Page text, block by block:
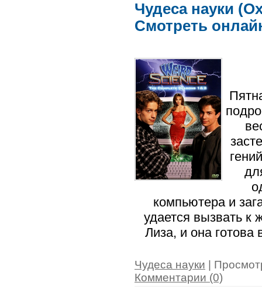
Чудеса науки
Смотреть
компьютера и
удается вызвать к
Лиза, и она
Чудеса науки |
Комментарии (0)